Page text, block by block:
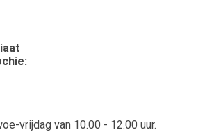
vrijdag van 10.00 - 12.00 uur.